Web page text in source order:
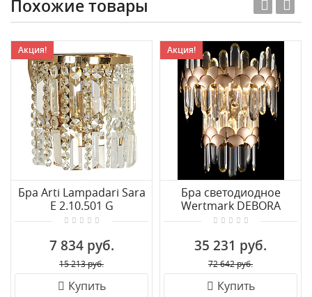
Похожие товары
Акция!
Бра Arti Lampadari Sara
E 2.10.501 G
7 834 руб.
15 213 руб.
Купить
Акция!
Бра светодиодное
Wertmark DEBORA
WE104.01.301
35 231 руб.
72 642 руб.
Купить